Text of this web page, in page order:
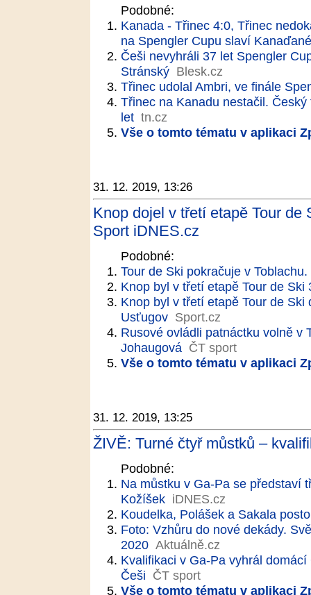
Podobné:
Kanada - Třinec 4:0, Třinec
na Spengler Cupu slaví Kanaďané
Češi nevyhráli 37 let Spengler
Stránský Blesk.cz
Třinec udolal Ambri, ve finále
Třinec na Kanadu nestačil.
let tn.cz
Vše o tomto tématu v aplikaci
31. 12. 2019, 13:26
Knop dojel v třetí etapě Tour
Sport iDNES.cz
Podobné:
Tour de Ski pokračuje v
Knop byl v třetí etapě Tour de
Knop byl v třetí etapě Tour de Ski
Usťugov Sport.cz
Rusové ovládli patnáctku volně v
Johaugová ČT sport
Vše o tomto tématu v aplikaci
31. 12. 2019, 13:25
ŽIVĚ: Turné čtyř můstků –
Podobné:
Na můstku v Ga-Pa se představí
Kožíšek iDNES.cz
Koudelka, Polášek a Sakala
Foto: Vzhůru do nové dekády.
2020 Aktuálně.cz
Kvalifikaci v Ga-Pa vyhrál
Češi ČT sport
Vše o tomto tématu v aplikaci